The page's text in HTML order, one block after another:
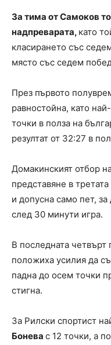
За тима от Самоков
надпреварата, като
класирането със
място със седем
През първото
равностойна, като
точки в полза на
резултат от 32:27 в
Домакинският отбор
представяне в
и допусна само пет,
след 30 минути игра.
В последната четвърт
положиха усилия да
падна до осем точки
стигна.
За Рилски спортист
Бонева с 12 точки, а